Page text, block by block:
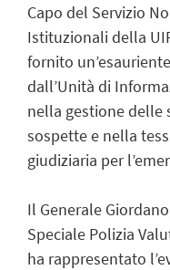
Capo del Servizio
Istituzionali della
fornito
dall’Unità di
nella gestione delle
sospette e nella
giudiziaria per
Il Generale
Speciale Polizia
ha rappresentato